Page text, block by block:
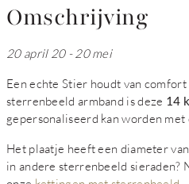
Omschrijving
20 april 20 - 20 mei
Een echte Stier houdt van comfort
sterrenbeeld armband is deze 14
gepersonaliseerd kan worden met
Het plaatje heeft een diameter van
in andere sterrenbeeld sieraden?